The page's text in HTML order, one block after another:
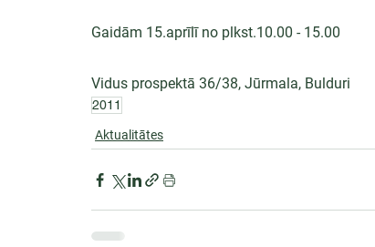
Gaidām 15.aprīlī no plkst.10.00 - 15.00
Vidus prospektā 36/38, Jūrmala, Bulduri
2011
Aktualitātes